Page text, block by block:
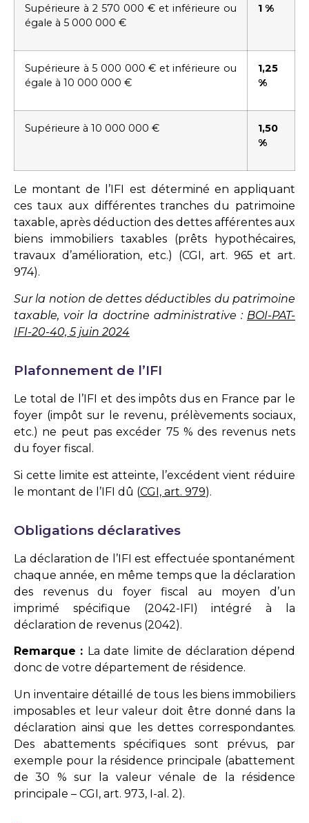
Supérieure à 2 570 000 € et inférieure ou
égale à 5 000 000 €
1 %
Supérieure à 5 000 000 € et inférieure ou
égale à 10 000 000 €
1,25
%
Supérieure à 10 000 000 €
1,50
%
Le montant de l’IFI est déterminé en appliquant
ces taux aux différentes tranches du patrimoine
taxable, après déduction des dettes afférentes aux
biens immobiliers taxables (prêts hypothécaires,
travaux d’amélioration, etc.) (CGI, art. 965 et art.
974).
Sur la notion de dettes déductibles du patrimoine
taxable, voir la doctrine administrative : BOI-PAT-
IFI-20-40, 5 juin 2024
Plafonnement de l’IFI
Le total de l’IFI et des impôts dus en France par le
foyer (impôt sur le revenu, prélèvements sociaux,
etc.) ne peut pas excéder 75 % des revenus nets
du foyer fiscal.
Si cette limite est atteinte, l’excédent vient réduire
le montant de l’IFI dû (CGI, art. 979).
Obligations déclaratives
La déclaration de l’IFI est effectuée spontanément
chaque année, en même temps que la déclaration
des revenus du foyer fiscal au moyen d’un
imprimé spécifique (2042-IFI) intégré à la
déclaration de revenus (2042).
Remarque : La date limite de déclaration dépend
donc de votre département de résidence.
Un inventaire détaillé de tous les biens immobiliers
imposables et leur valeur doit être donné dans la
déclaration ainsi que les dettes correspondantes.
Des abattements spécifiques sont prévus, par
exemple pour la résidence principale (abattement
de 30 % sur la valeur vénale de la résidence
principale – CGI, art. 973, I-al. 2).